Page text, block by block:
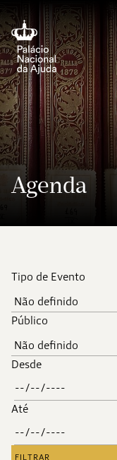
Agenda
Tipo de Evento
Público
Desde
Até